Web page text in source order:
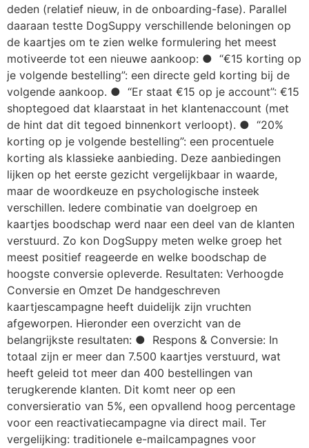
deden (relatief nieuw, in de onboarding-fase). Parallel
daaraan testte DogSuppy verschillende beloningen op
de kaartjes om te zien welke formulering het meest
motiveerde tot een nieuwe aankoop: ● “€15 korting op
je volgende bestelling”: een directe geld korting bij de
volgende aankoop. ● “Er staat €15 op je account”: €15
shoptegoed dat klaarstaat in het klantenaccount (met
de hint dat dit tegoed binnenkort verloopt). ● “20%
korting op je volgende bestelling”: een procentuele
korting als klassieke aanbieding. Deze aanbiedingen
lijken op het eerste gezicht vergelijkbaar in waarde,
maar de woordkeuze en psychologische insteek
verschillen. Iedere combinatie van doelgroep en
kaartjes boodschap werd naar een deel van de klanten
verstuurd. Zo kon DogSuppy meten welke groep het
meest positief reageerde en welke boodschap de
hoogste conversie opleverde. Resultaten: Verhoogde
Conversie en Omzet De handgeschreven
kaartjescampagne heeft duidelijk zijn vruchten
afgeworpen. Hieronder een overzicht van de
belangrijkste resultaten: ● Respons & Conversie: In
totaal zijn er meer dan 7.500 kaartjes verstuurd, wat
heeft geleid tot meer dan 400 bestellingen van
terugkerende klanten. Dit komt neer op een
conversieratio van 5%, een opvallend hoog percentage
voor een reactivatiecampagne via direct mail. Ter
vergelijking: traditionele e-mailcampagnes voor